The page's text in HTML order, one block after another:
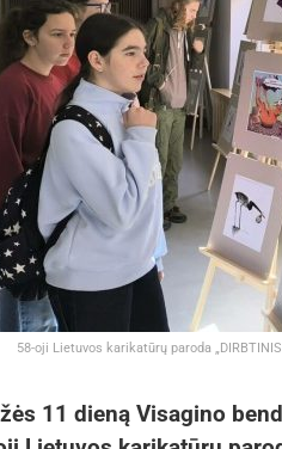
58-oji Lietuvos karikatūrų paroda
11 dieną Visagino